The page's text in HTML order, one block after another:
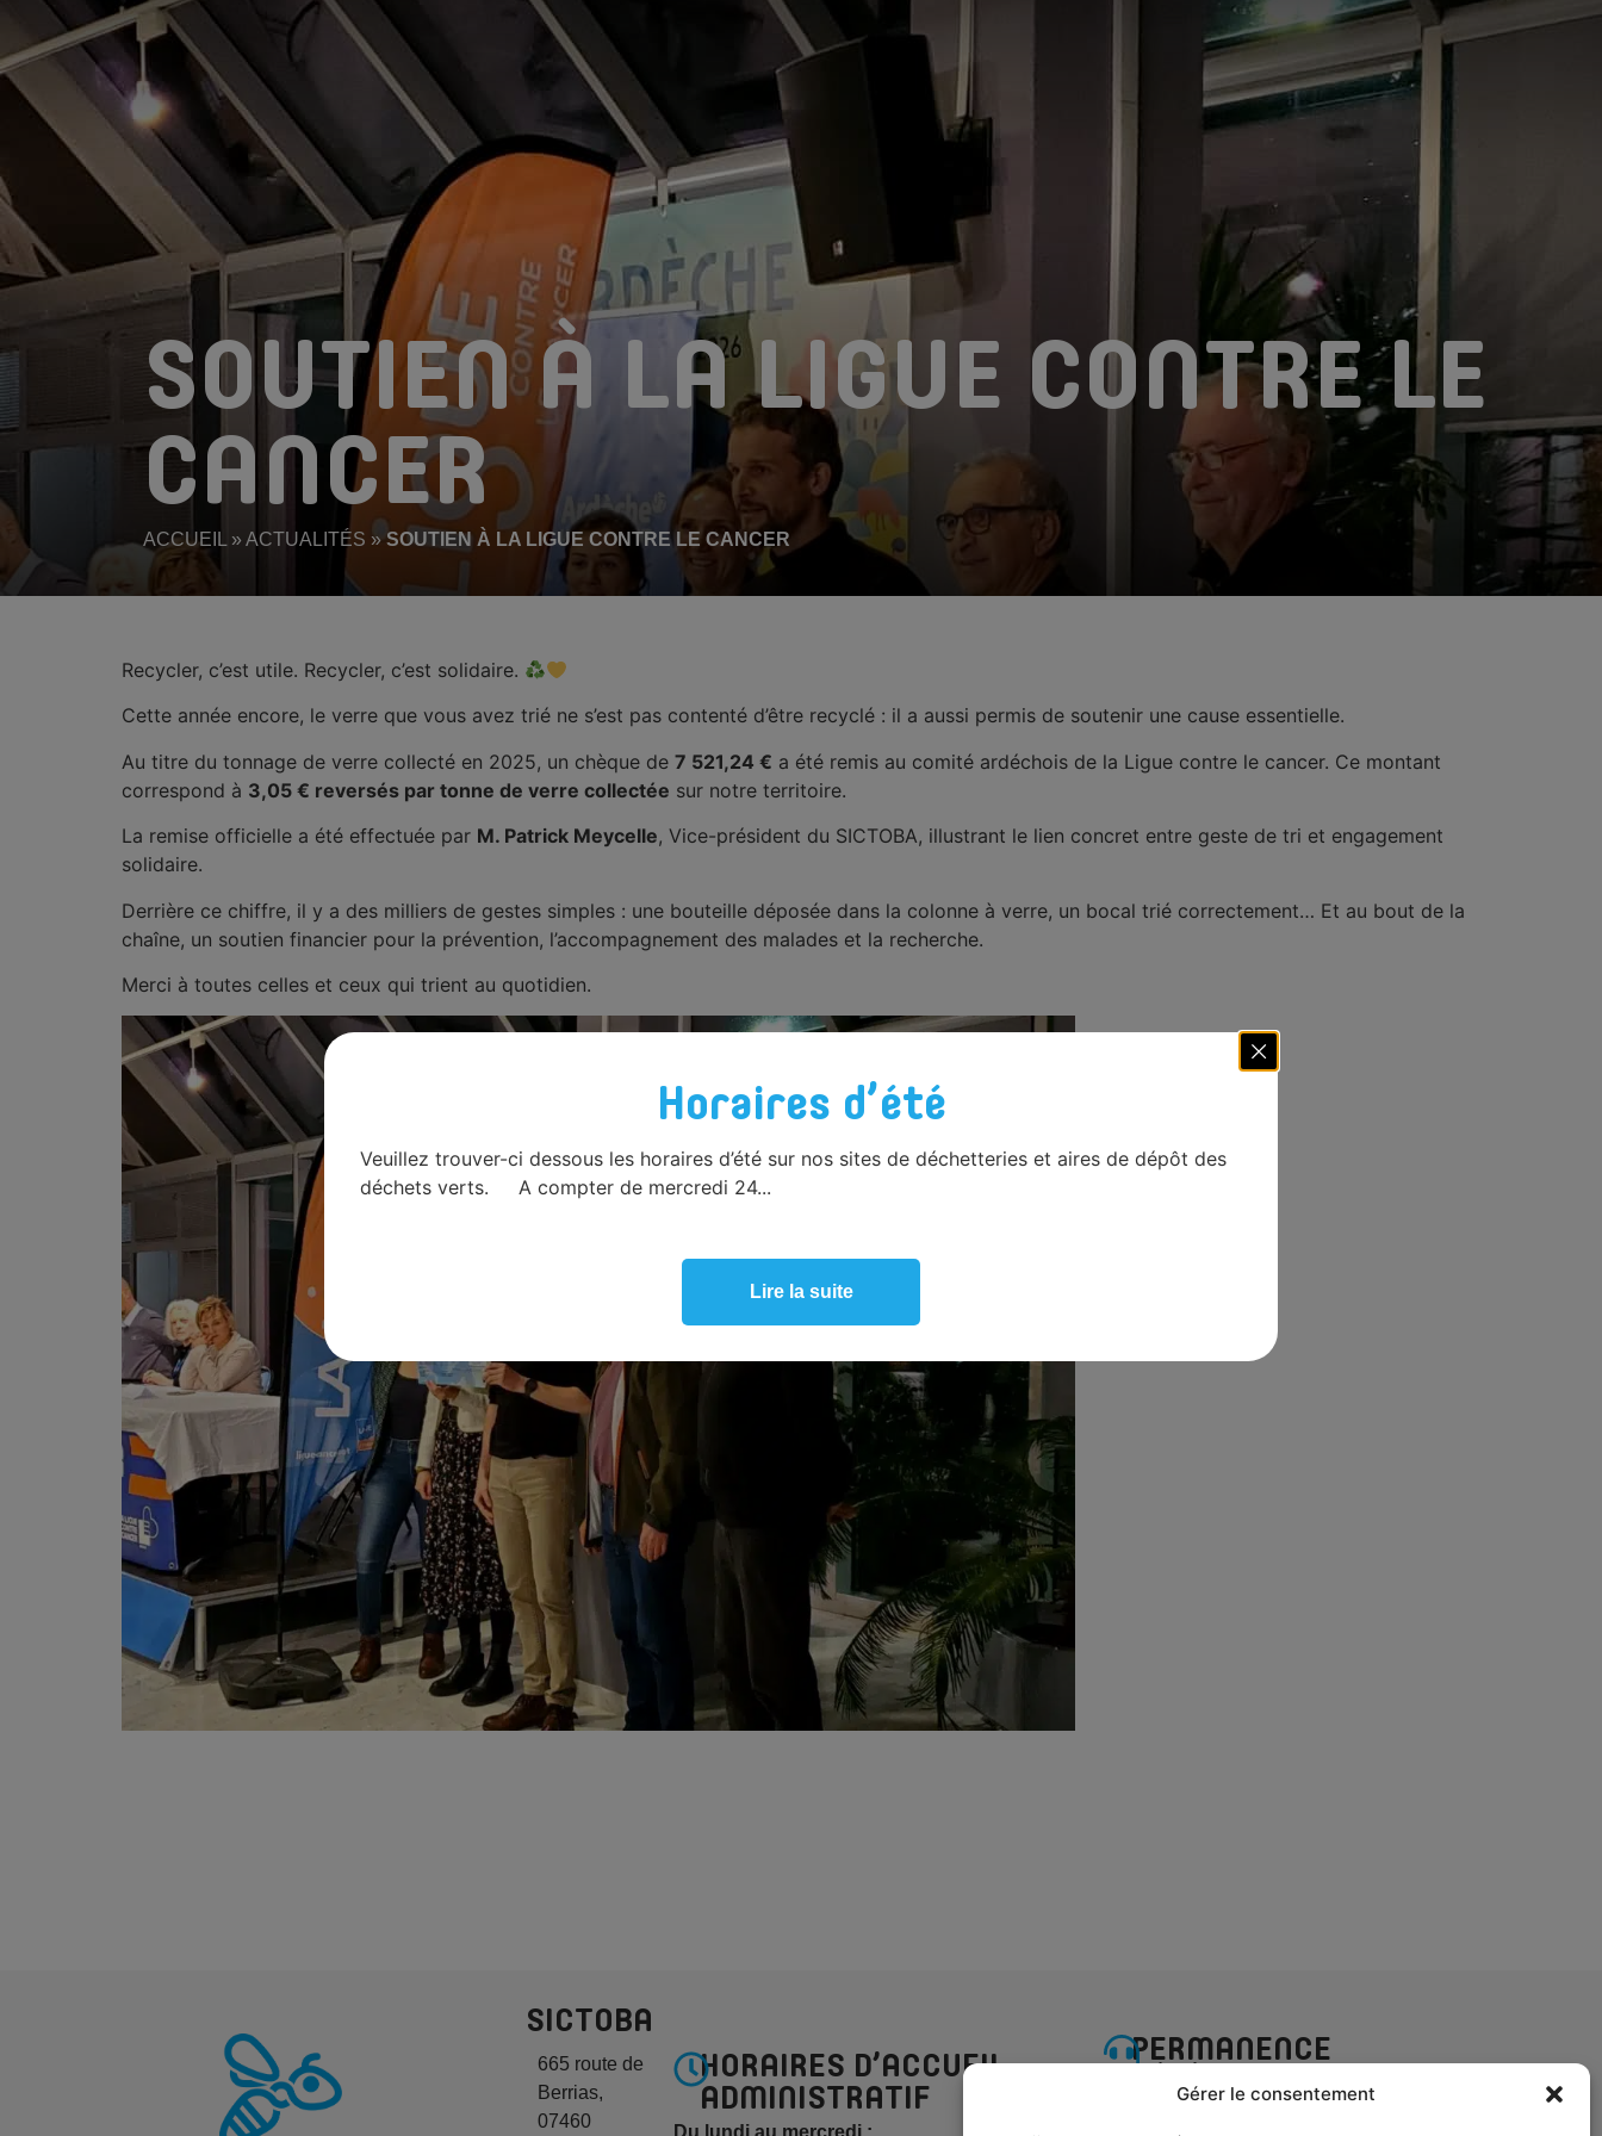
Gérer le consentement
LE SYNDICAT LES FLUX DÉCHETTERIES DÉCHETS VERTS
COMPOSTAGE RÉEMPLOI
HORAIRES
DÉCHETTERIE
ACCUEIL » ACTUALITÉS »SOUTIEN À LA LIGUE CONTRE LE CANCER
SOUTIEN À LA LIGUE CONTRE LE
CANCER
Recycler, c’est utile. Recycler, c’est solidaire.
Cette année encore, le verre que vous avez trié ne s’est pas contenté d’être recyclé : il a aussi permis de soutenir une cause essentielle.
Au titre du tonnage de verre collecté en 2025, un chèque de 7 521,24 € a été remis au comité ardéchois de la Ligue contre le cancer. Ce montant
correspond à 3,05 € reversés par tonne de verre collectée sur notre territoire.
La remise officielle a été effectuée par M. Patrick Meycelle, Vice-président du SICTOBA, illustrant le lien concret entre geste de tri et engagement
solidaire.
Derrière ce chiffre, il y a des milliers de gestes simples : une bouteille déposée dans la colonne à verre, un bocal trié correctement… Et au bout de la
chaîne, un soutien financier pour la prévention, l’accompagnement des malades et la recherche.
Merci à toutes celles et ceux qui trient au quotidien.
SICTOBA
665 route de
Berrias,
07460
HORAIRES D’ACCUEIL
ADMINISTRATIF
PERMANENCE
TÉLÉPHONIQUE
Horaires d’été
Veuillez trouver-ci dessous les horaires d’été sur nos sites de déchetteries et aires de dépôt des
déchets verts. A compter de mercredi 24...
Lire la suite